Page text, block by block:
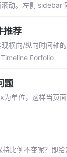
动。左侧 sidebar
推荐
横向/纵向时间轴
Porfolio
题
单位，这样当页
比例不变呢？即